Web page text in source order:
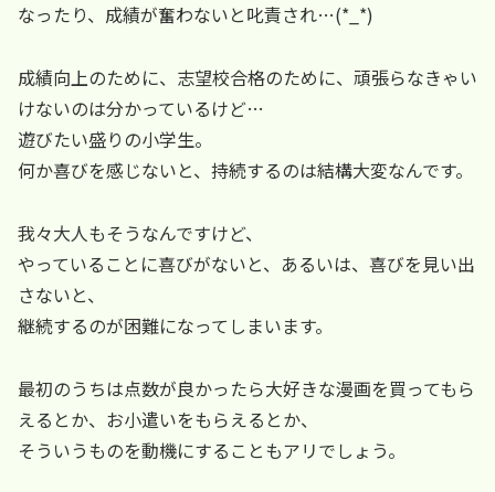
なったり、成績が奮わないと叱責され…(*_*)
成績向上のために、志望校合格のために、頑張らなきゃい
けないのは分かっているけど…
遊びたい盛りの小学生。
何か喜びを感じないと、持続するのは結構大変なんです。
我々大人もそうなんですけど、
やっていることに喜びがないと、あるいは、喜びを見い出
さないと、
継続するのが困難になってしまいます。
最初のうちは点数が良かったら大好きな漫画を買ってもら
えるとか、お小遣いをもらえるとか、
そういうものを動機にすることもアリでしょう。